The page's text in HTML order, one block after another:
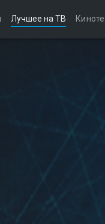
Лучшее на ТВ